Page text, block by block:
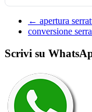
← apertura
conversione
Scrivi su